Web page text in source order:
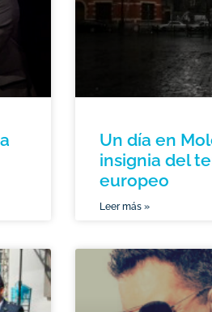
Un día en
insignia del
europeo
Leer más »